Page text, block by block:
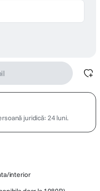
juridică: 24 luni.
interior